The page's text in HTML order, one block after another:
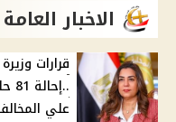
الاخبار العامة
علي